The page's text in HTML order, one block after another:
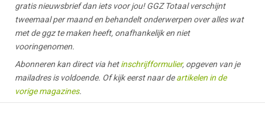
gratis nieuwsbrief dan iets voor jou! GGZ Totaal verschijnt
tweemaal per maand en behandelt onderwerpen over alles wat
met de ggz te maken heeft, onafhankelijk en niet
vooringenomen.
Abonneren kan direct via hetinschrijfformulier, opgeven van je
mailadres is voldoende. Of kijk eerst naar deartikelen in de
vorige magazines.